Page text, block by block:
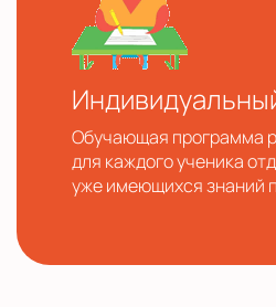
Обучающая программа
для каждого ученика
уже имеющихся знаний